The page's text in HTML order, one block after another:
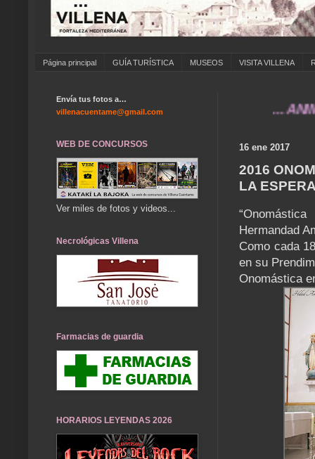
Página principal GUÍA TURÍSTICA MUSEOS VISITA VILLENA
... ANÍMATE
16 ene 2017
2016
LA
Hermandad
Como cada
en su
Onomástica
Envía tus fotos a…
villenacuentame@gmail.com
WEB DE CONCURSOS
Ver miles de fotos y videos...
Necrológicas Villena
Farmacias de guardia
HORARIOS LEYENDAS 2026